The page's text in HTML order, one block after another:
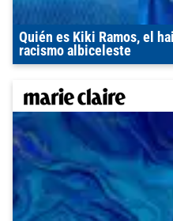
Quién es Kiki Ramos, el
racismo albiceleste